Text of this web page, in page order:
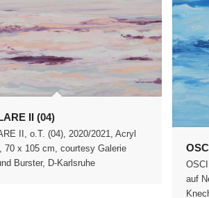
II (04)
II, o.T. (04), 2020/2021, Acryl
70 x 105 cm, courtesy Galerie
Burster, D-Karlsruhe
auf